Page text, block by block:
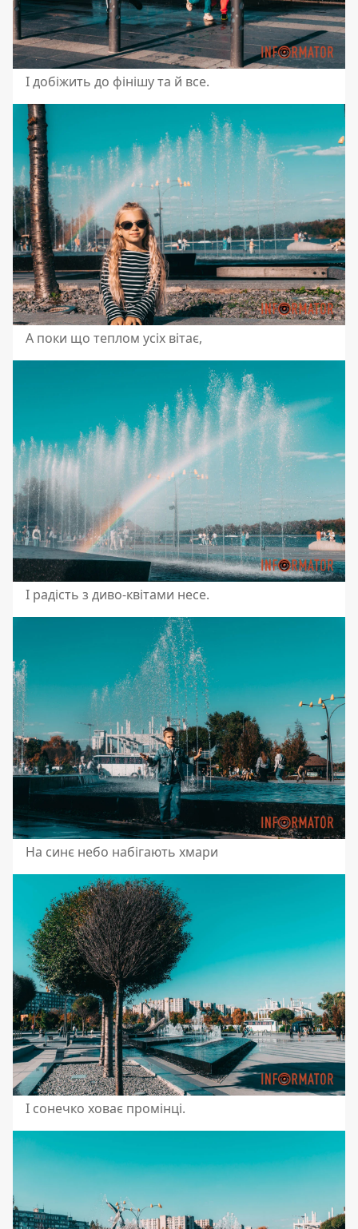
І добіжить до фінішу та й все.
А поки що теплом усіх вітає,
І радість з диво-квітами несе.
На синє небо набігають хмари
І сонечко ховає промінці.